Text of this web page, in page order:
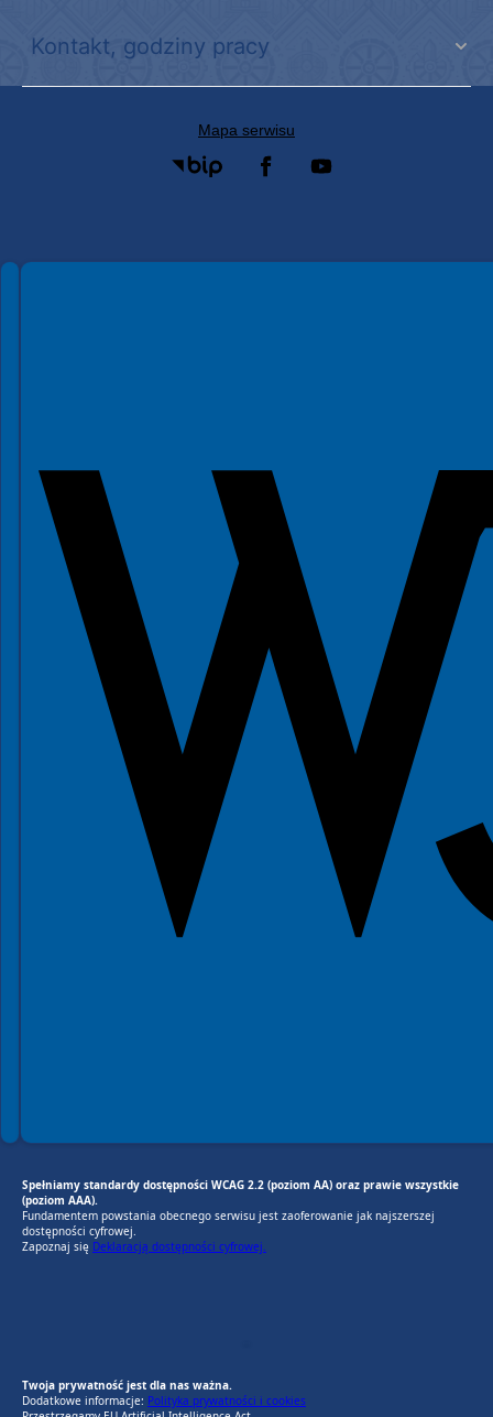
Kontakt, godziny pracy
Mapa serwisu
Spełniamy standardy WCAG 2.2
Spełniamy standardy W3C
Spełniamy standardy dostępności WCAG 2.2 (poziom AA) oraz prawie wszystkie
(poziom AAA).
Fundamentem powstania obecnego serwisu jest zaoferowanie jak najszerszej
dostępności cyfrowej.
Zapoznaj się Deklaracją dostępności cyfrowej.
Twoja prywatność jest dla nas ważna.
Dodatkowe informacje: Polityka prywatności i cookies